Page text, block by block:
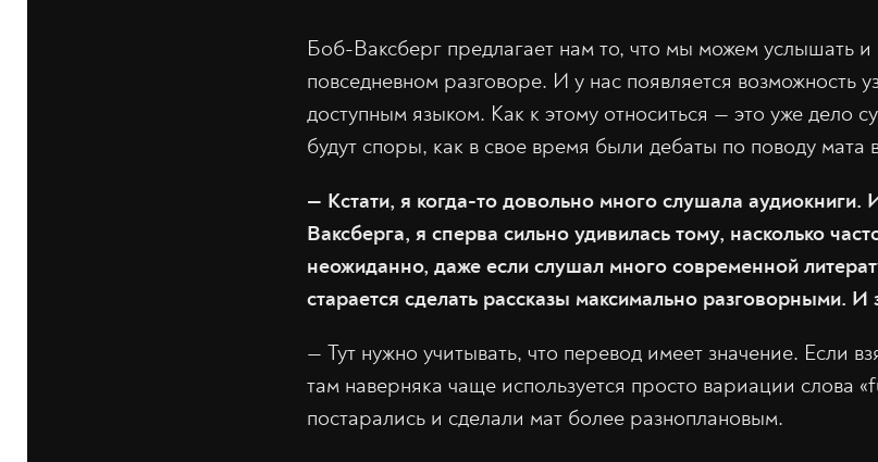
Боб-Ваксберг предлагает нам то, что мы можем услышать
повседневном разговоре. И у нас появляется возможность
доступным языком. Как к этому относиться — это уже дело
будут споры, как в свое время были дебаты по поводу мата
— Кстати, я когда-то довольно много слушала
Ваксберга, я сперва сильно удивилась тому, насколько
неожиданно, даже если слушал много современной
старается сделать рассказы максимально разговорными. И
— Тут нужно учитывать, что перевод имеет значение. Если
там наверняка чаще используется просто вариации слова
постарались и сделали мат более разноплановым.